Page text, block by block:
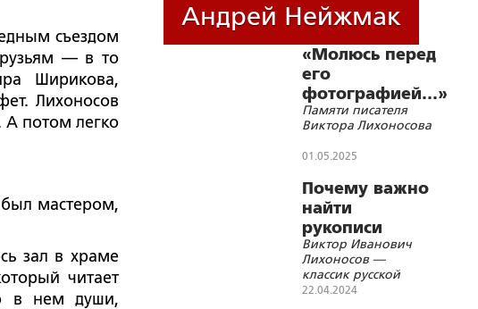
съездом
— в то
Ширикова,
Лихоносов
А потом легко
мастером,
зал в храме
читает
в нем души,
Андрей Нейжмак
«Молюсь перед
его
фотографией…»
Памяти писателя
Виктора Лихоносова
01.05.2025
Почему важно
найти
рукописи
покойного
Виктора
Лихоносова?
Виктор Иванович
Лихоносов —
классик русской
литературы
22.04.2024